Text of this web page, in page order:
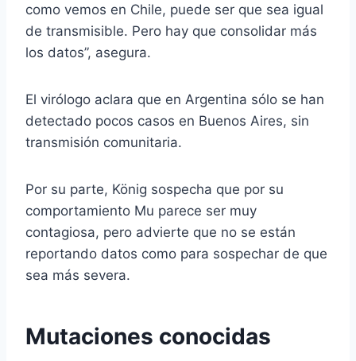
como vemos en Chile, puede ser que sea igual
de transmisible. Pero hay que consolidar más
los datos”, asegura.
El virólogo aclara que en Argentina sólo se han
detectado pocos casos en Buenos Aires, sin
transmisión comunitaria.
Por su parte, König sospecha que por su
comportamiento Mu parece ser muy
contagiosa, pero advierte que no se están
reportando datos como para sospechar de que
sea más severa.
Mutaciones conocidas